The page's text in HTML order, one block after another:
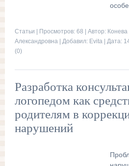
Статьи | Просмотров: 68 | Автор: Конева
Александровна | Добавил: Evita | Дата:
(0)
Разработка
логопедом как
родителям в
нарушений